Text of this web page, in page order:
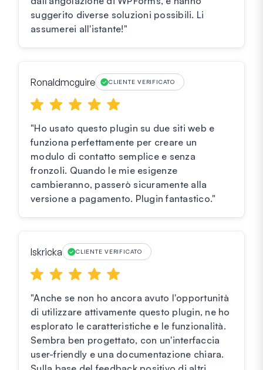
suggerito diverse soluzioni possibili. Li
assumerei all'istante!"
Ronaldmcguire CLIENTE VERIFICATO
"Ho usato questo plugin su due siti web e
funziona perfettamente per creare un
modulo di contatto semplice e senza
fronzoli. Quando le mie esigenze
cambieranno, passerò sicuramente alla
versione a pagamento. Plugin fantastico."
Iskricka CLIENTE VERIFICATO
"Anche se non ho ancora avuto l'opportunità
di utilizzare attivamente questo plugin, ne ho
esplorato le caratteristiche e le funzionalità.
Sembra ben progettato, con un'interfaccia
user-friendly e una documentazione chiara.